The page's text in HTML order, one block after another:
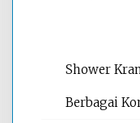
Shower
Berbagai